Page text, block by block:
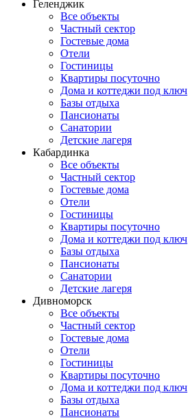
Геленджик
Все объекты
Частный сектор
Гостевые дома
Отели
Гостиницы
Квартиры посуточно
Дома и коттеджи под ключ
Базы отдыха
Пансионаты
Санатории
Детские лагеря
Кабардинка
Все объекты
Частный сектор
Гостевые дома
Отели
Гостиницы
Квартиры посуточно
Дома и коттеджи под ключ
Базы отдыха
Пансионаты
Санатории
Детские лагеря
Дивноморск
Все объекты
Частный сектор
Гостевые дома
Отели
Гостиницы
Квартиры посуточно
Дома и коттеджи под ключ
Базы отдыха
Пансионаты